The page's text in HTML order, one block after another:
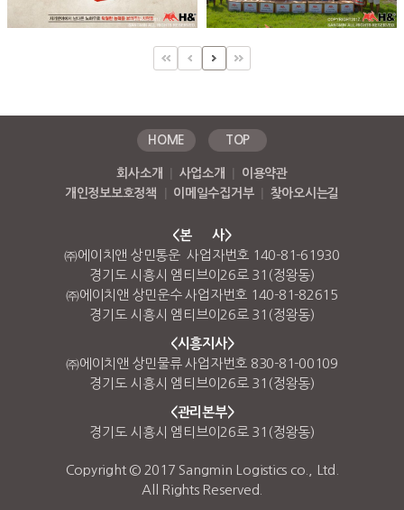
HOME TOP
회사소개 사업소개
이용약관
개인정보보호정책
이메일수집거부 찾아오시는길
<본 사>
㈜에이치앤 상민통운 사업자번호 140-81-61930
경기도 시흥시 엠티브이26로 31(정왕동)
㈜에이치앤 상민운수 사업자번호 140-81-82615
경기도 시흥시 엠티브이26로 31(정왕동)
<시흥지사>
㈜에이치앤 상민물류 사업자번호 830-81-00109
경기도 시흥시 엠티브이26로 31(정왕동)
<관리본부>
경기도 시흥시 엠티브이26로 31(정왕동)
Copyright © 2017 Sangmin Logistics co., Ltd.
All Rights Reserved.